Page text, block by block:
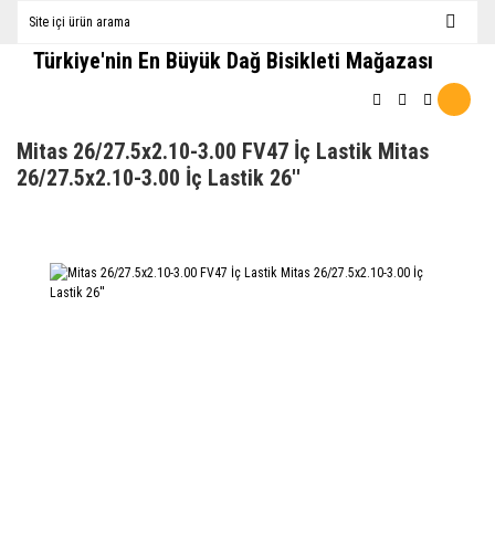
Türkiye'nin En Büyük Dağ Bisikleti Mağazası
Mitas 26/27.5x2.10-3.00 FV47 İç Lastik Mitas
26/27.5x2.10-3.00 İç Lastik 26''